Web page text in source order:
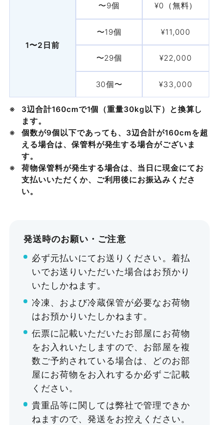
住所
〒533-0033 大阪市東淀川区東中島1-18-22
営業時間
8:00〜21:00
電話受付
9:00〜17:30（平日）
9:00〜17:00（土日祝）
不定休
（施設修理・点検日が臨時休館となります。）
会議室数
19室（10タイプ）
収容人数
〜432名／室
利用料金
¥7,260〜
Bタイプ
〜28名
¥11,220〜
¥40,205
詳細を見る
- -
Iタイプ - -
レンタル備品一覧
料金表ダウンロード
Q
9:00～14:00の5時間で利用した
い。
A 5時間パックが適用されます。
Q
12:00～19:00の7時間で利用した
い。
A
8時間パックが適用されます。
12:00～20:00 もしくは11:00～
19:00 でご利用いただけます。
112名 168名 44名
252名 378名
バーチャル内覧
部屋番号 会議室タイプ 広さ
1-1号室 Fタイプ 138㎡
収容人数はシアター形式レイアウト時の最大数で
す。
1〜2日前
〜9個
〜19個
〜29個
30個〜
¥0（無料）
¥11,000
¥22,000
¥33,000
3辺合計160cmで1個（重量30kg以下）と換算し
ます。
個数が9個以下であっても、3辺合計が160cmを超
える場合は、保管料が発生する場合がございま
す。
荷物保管料が発生する場合は、当日に現金にてお
支払いいただくか、ご利用後にお振込みくださ
い。
発送時のお願い・ご注意
必ず元払いにてお送りください。着払
いでお送りいただいた場合はお預かり
いたしかねます。
冷凍、および冷蔵保管が必要なお荷物
はお預かりいたしかねます。
伝票に記載いただいたお部屋にお荷物
をお入れいたしますので、お部屋を複
数ご予約されている場合は、どのお部
屋にお荷物をお入れするか必ずご記載
ください。
貴重品等に関しては弊社で管理できか
ねますので、発送をお控えください。